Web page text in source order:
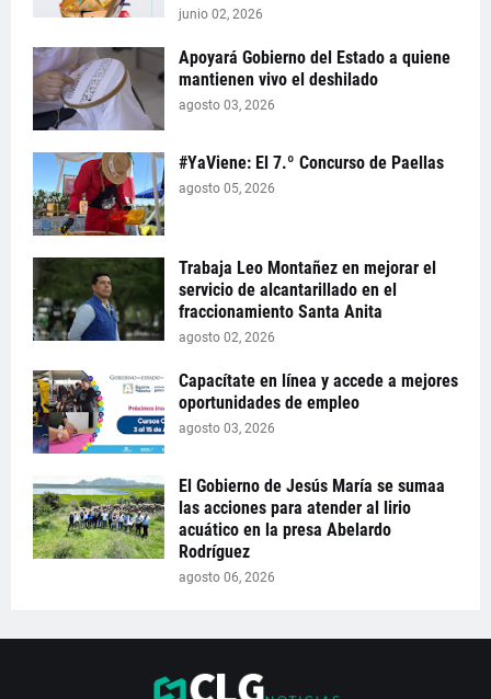
junio 02, 2026
Apoyará Gobierno del Estado a quiene
mantienen vivo el deshilado
agosto 03, 2026
#YaViene: El 7.º Concurso de Paellas
agosto 05, 2026
Trabaja Leo Montañez en mejorar el
servicio de alcantarillado en el
fraccionamiento Santa Anita
agosto 02, 2026
Capacítate en línea y accede a mejores
oportunidades de empleo
agosto 03, 2026
El Gobierno de Jesús María se sumaa
las acciones para atender al lirio
acuático en la presa Abelardo
Rodríguez
agosto 06, 2026